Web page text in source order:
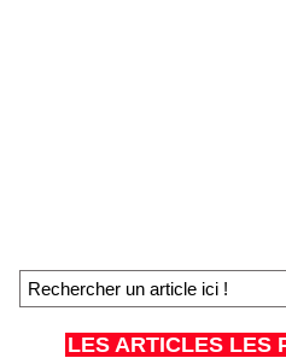
LES ARTICLES LES